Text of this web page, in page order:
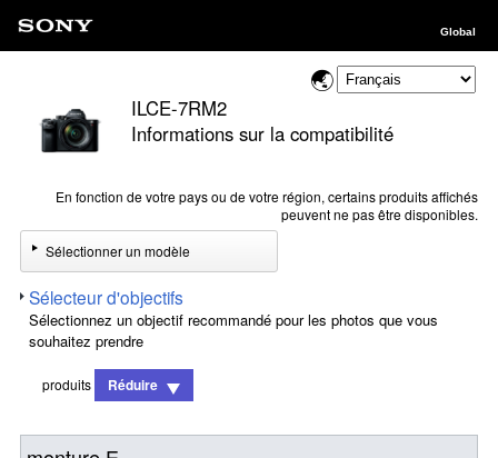
Global
ILCE-7RM2
Informations sur la compatibilité
En fonction de votre pays ou de votre région, certains produits affichés
peuvent ne pas être disponibles.
Sélectionner un modèle
Sélecteur d'objectifs
Sélectionnez un objectif recommandé pour les photos que vous
souhaitez prendre
produits Réduire